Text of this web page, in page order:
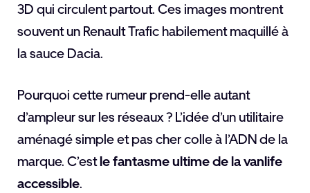
3D qui circulent partout. Ces images montrent
souvent un Renault Trafic habilement maquillé à
la sauce Dacia.
Pourquoi cette rumeur prend-elle autant
d’ampleur sur les réseaux ? L’idée d’un utilitaire
aménagé simple et pas cher colle à l’ADN de la
marque. C’estle fantasme ultime de la vanlife
accessible.